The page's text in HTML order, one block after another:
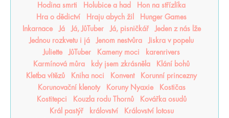
Hodina smrti
Holubice a had
Hon na střízlíka
Hra o dědictví
Hraju abych žil
Hunger Games
Inkarnace
Já Já, JůTuber Já, pisničkář
Jeden z nás lže
Jednou rozkvetu i já
Jenom nestvůra
Jiskra v popelu
Juliette
JůTuber Kameny moci
karenrivers
Karmínová můra
kdy jsem zkrásněla
Klání bohů
Kletba vítězů
Kniha noci Konvent
Korunní princezny
Korunovační klenoty
Koruny Nyaxie
Kostičas
Kostitepci
Kouzla rodu Thornů
Kovářka osudů
Král pastýř
království
Království lotosu